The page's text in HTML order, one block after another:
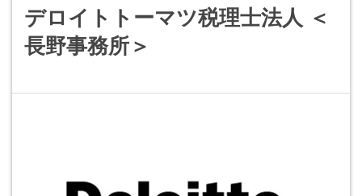
デロイトトーマツ税理士法人 ＜
長野事務所＞